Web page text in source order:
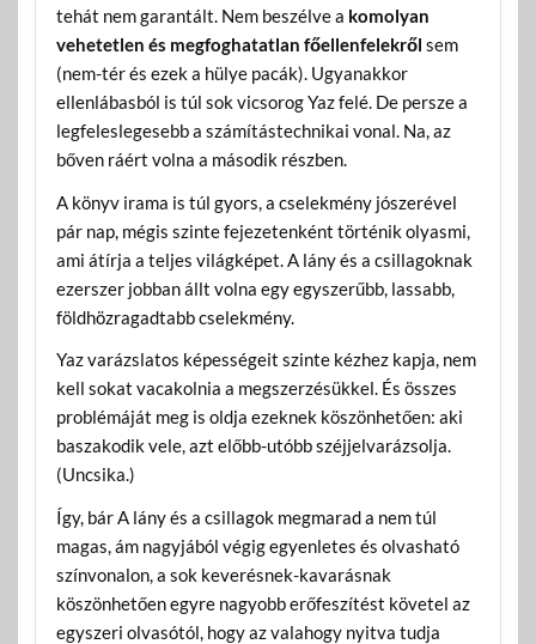
tehát nem garantált. Nem beszélve a komolyan
vehetetlen és megfoghatatlan főellenfelekről sem
(nem-tér és ezek a hülye pacák). Ugyanakkor
ellenlábasból is túl sok vicsorog Yaz felé. De persze a
legfeleslegesebb a számítástechnikai vonal. Na, az
bőven ráért volna a második részben.
A könyv irama is túl gyors, a cselekmény jószerével
pár nap, mégis szinte fejezetenként történik olyasmi,
ami átírja a teljes világképet. A lány és a csillagoknak
ezerszer jobban állt volna egy egyszerűbb, lassabb,
földhözragadtabb cselekmény.
Yaz varázslatos képességeit szinte kézhez kapja, nem
kell sokat vacakolnia a megszerzésükkel. És összes
problémáját meg is oldja ezeknek köszönhetően: aki
baszakodik vele, azt előbb-utóbb széjjelvarázsolja.
(Uncsika.)
Így, bár A lány és a csillagok megmarad a nem túl
magas, ám nagyjából végig egyenletes és olvasható
színvonalon, a sok keverésnek-kavarásnak
köszönhetően egyre nagyobb erőfeszítést követel az
egyszeri olvasótól, hogy az valahogy nyitva tudja